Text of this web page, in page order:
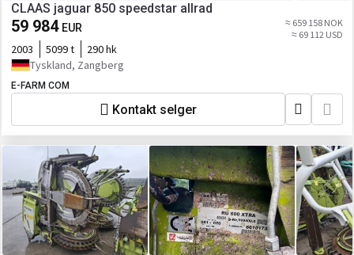
CLAAS jaguar 850 speedstar allrad
59 984 EUR
≈ 659 158 NOK
≈ 69 112 USD
2003 5099 t
290 hk
Tyskland, Zangberg
E-FARM COM
Kontakt selger